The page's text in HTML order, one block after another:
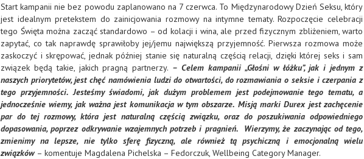
Start kampanii nie bez powodu zaplanowano na 7 czerwca. To Międzynarodowy Dzień Seksu, który
jest idealnym pretekstem do zainicjowania rozmowy na intymne tematy. Rozpoczęcie celebracji
tego Święta można zacząć standardowo – od kolacji i wina, ale przed fizycznym zbliżeniem, warto
zapytać, co tak naprawdę sprawiłoby jej/jemu największą przyjemność. Pierwsza rozmowa może
zaskoczyć i skrępować, jednak później stanie się naturalną częścią relacji, dzięki której seks i sam
związek będą takie, jakich pragną partnerzy. – Celem kampanii „Głośni w łóżku”, jak i jednym z
naszych priorytetów, jest chęć namówienia ludzi do otwartości, do rozmawiania o seksie i czerpania z
tego przyjemności. Jesteśmy świadomi, jak dużym problemem jest podejmowanie tego tematu, a
jednocześnie wiemy, jak ważna jest komunikacja w tym obszarze. Misją marki Durex jest zachęcenie
par do tej rozmowy, która jest naturalną częścią związku, oraz do poszukiwania odpowiedniego
dopasowania, poprzez odkrywanie wzajemnych potrzeb i pragnień. Wierzymy, że zaczynając od tego,
zmienimy na lepsze, nie tylko sferę fizyczną, ale również tą psychiczną i emocjonalną wielu
związków – komentuje Magdalena Pichelska – Fedorczuk, Wellbeing Category Manager.